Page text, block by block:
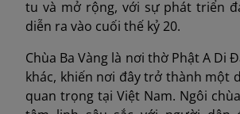
tu và mở rộng, với sự phát triển
diễn ra vào cuối thế kỷ 20.
Chùa Ba Vàng là nơi thờ Phật A Di
khác, khiến nơi đây trở thành một
quan trọng tại Việt Nam. Ngôi